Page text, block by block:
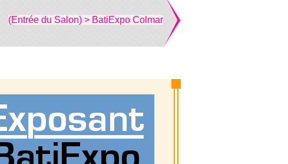
(Entrée du Salon) > BatiExpo Colmar